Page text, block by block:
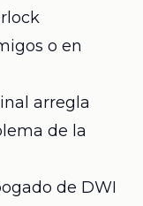
o en
arregla
de la
de DWI